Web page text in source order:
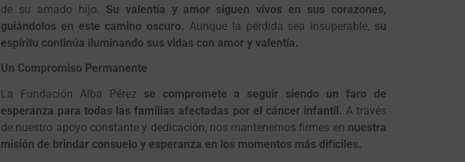
de su amado hijo. Su valentía y amor siguen vivos en sus corazones,
guiándolos en este camino oscuro. Aunque la pérdida sea insuperable, su
espíritu continúa iluminando sus vidas con amor y valentía.
Un Compromiso Permanente
La Fundación Alba Pérez se compromete a seguir siendo un faro de
esperanza para todas las familias afectadas por el cáncer infantil. A través
de nuestro apoyo constante y dedicación, nos mantenemos firmes en nuestra
misión de brindar consuelo y esperanza en los momentos más difíciles.